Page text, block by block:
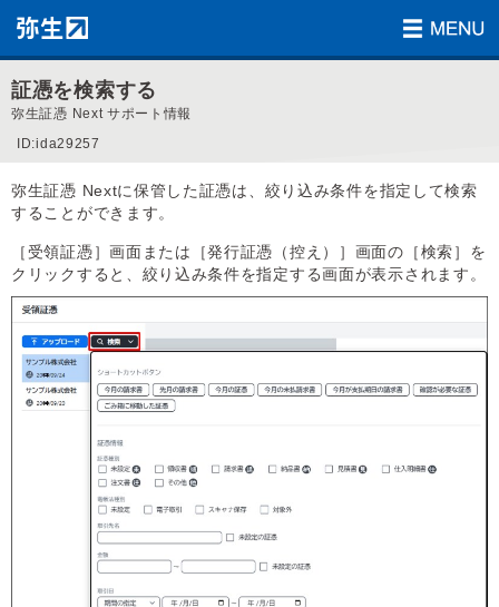
証憑を検索する
弥生証憑 Next サポート情報
ID:ida29257
弥生証憑 Nextに保管した証憑は、絞り込み条件を指定して検索
することができます。
［受領証憑］画面または［発行証憑（控え）］画面の［検索］を
クリックすると、絞り込み条件を指定する画面が表示されます。